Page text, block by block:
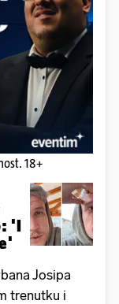
18+
'I
Josipa
trenutku i